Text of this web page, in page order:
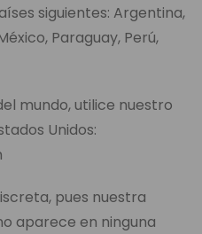
siguientes: Argentina,
Paraguay, Perú,
mundo, utilice nuestro
Unidos:
pues nuestra
aparece en ninguna